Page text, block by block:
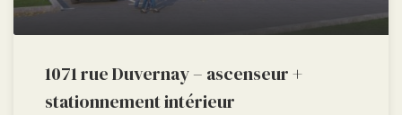
1071 rue Duvernay – ascenseur +
stationnement intérieur